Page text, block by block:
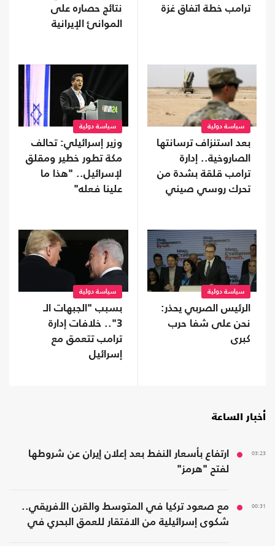
ترامب خطة اتفاق غزة
نتائج حصاره على
الموانئ الإيرانية
سياسة دولية
بعد استنزاف ترسانتها
الصاروخية.. إدارة
ترامب قلقة بشدة من
تحرك روسي صيني
سياسة دولية
وزير إسرائيلي: تحالف
مكة تطور خطير ومقلق
لإسرائيل.. "هذا ما
علينا فعله"
سياسة دولية
الرئيس الصربي يحذر:
نحن على شفا حرب
كبرى
سياسة دولية
بسبب "الجبهات الـ
3".. خلافات إدارة
ترامب تتعمق مع
إسرائيل
أخبار الساعة
03:23
ارتفاع بأسعار النفط بعد إعلان إيران عن شروطها
لفتح "هرمز"
00:31
مع صعود تركيا في المتوسط والقرن الأفريقي..
شكوى إسرائيلية من الافتقار للعمق البحري في